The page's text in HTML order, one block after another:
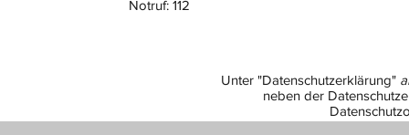
Notruf: 112
Unter "Datenschutzerklärung"
neben der